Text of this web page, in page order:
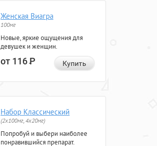
Женская Виагра
100мг
Новые, яркие ощущения для
девушек и женщин.
от 116Р Купить
Набор Классический
(2x100мг, 4x20мг)
Попробуй и выбери наиболее
понравившийся препарат.